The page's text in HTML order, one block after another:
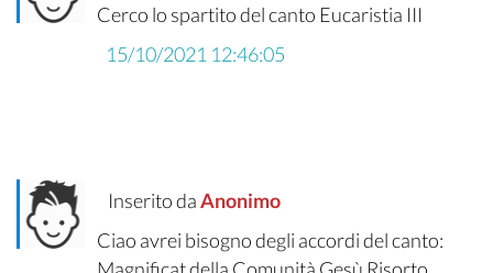
Cerco lo spartito del canto Eucaristia III
15/10/2021 12:46:05
Inserito daAnonimo
Ciao avrei bisogno degli accordi del canto: